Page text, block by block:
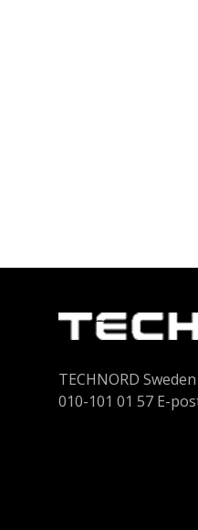
TECHNORD
010-101 01 57 E-